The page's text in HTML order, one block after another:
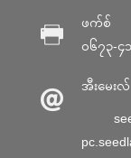
ဖက်စ်
၀၆၇၃-၄
အီးမေးလ်